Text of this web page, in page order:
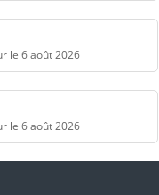
le 6 août 2026
le 6 août 2026